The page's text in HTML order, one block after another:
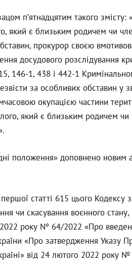
п’ятнадцятим такого змісту:
який є близьким родичем чи
прокурор своєю
досудового розслідування
146-1, 438 і 442-1
за особливих обставин у
окупацією частини
який є близьким родичем чи
положення» доповнено новим
статті 615 цього Кодексу
чи скасування воєнного стану,
року Nº 64/2022 «Про
«Про затвердження Указу
від 24 лютого 2022 року